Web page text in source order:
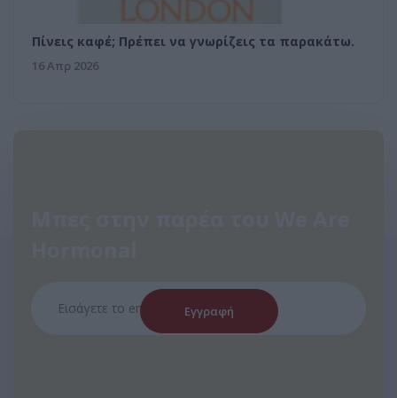
Πίνεις καφέ; Πρέπει να γνωρίζεις τα παρακάτω.
16 Απρ 2026
Εγγραφή